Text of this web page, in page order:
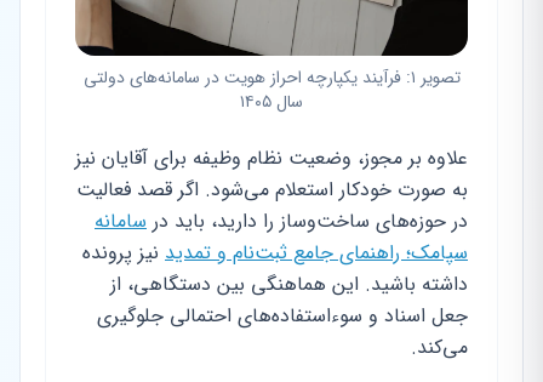
تصویر ۱: فرآیند یکپارچه احراز هویت در سامانه‌های دولتی
سال ۱۴۰۵
علاوه بر مجوز، وضعیت نظام وظیفه برای آقایان نیز
به صورت خودکار استعلام می‌شود. اگر قصد فعالیت
در حوزه‌های ساخت‌وساز را دارید، باید در سامانه
سپامک؛ راهنمای جامع ثبت‌نام و تمدید نیز پرونده
داشته باشید. این هماهنگی بین دستگاهی، از
جعل اسناد و سوءاستفاده‌های احتمالی جلوگیری
می‌کند.